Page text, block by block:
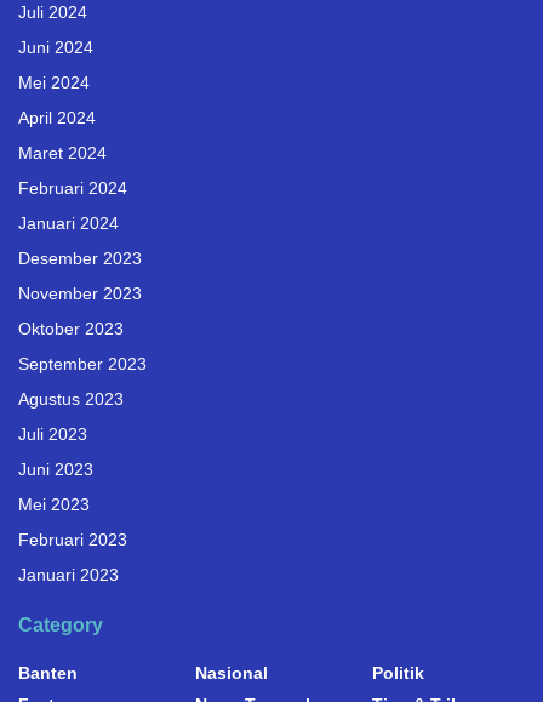
Juli 2024
Juni 2024
Mei 2024
April 2024
Maret 2024
Februari 2024
Januari 2024
Desember 2023
November 2023
Oktober 2023
September 2023
Agustus 2023
Juli 2023
Juni 2023
Mei 2023
Februari 2023
Januari 2023
Category
Banten
Nasional
Politik